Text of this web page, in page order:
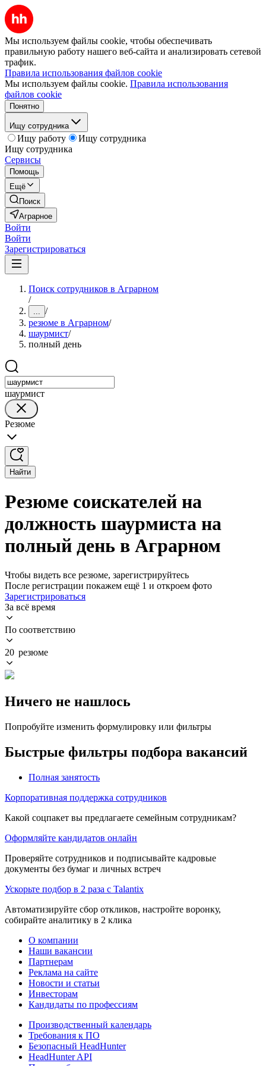
Мы используем файлы cookie, чтобы обеспечивать
правильную работу нашего веб-сайта и анализировать сетевой
трафик.
Правила использования файлов cookie
Мы используем файлы cookie. Правила использования
файлов cookie
Понятно
Ищу сотрудника
Ищу работу
Ищу сотрудника
Ищу сотрудника
Сервисы
Помощь
Ещё
Поиск
Аграрное
Войти
Войти
Зарегистрироваться
Поиск сотрудников в Аграрном
/
... /
резюме в Аграрном/
шаурмист/
полный день
шаурмист
Резюме
Найти
Резюме соискателей на
должность шаурмиста на
полный день в Аграрном
Чтобы видеть все резюме, зарегистрируйтесь
После регистрации покажем ещё 1 и откроем фото
Зарегистрироваться
За всё время
По соответствию
20 резюме
Ничего не нашлось
Попробуйте изменить формулировку или фильтры
Быстрые фильтры подбора вакансий
Полная занятость
Корпоративная поддержка сотрудников
Какой соцпакет вы предлагаете семейным сотрудникам?
Оформляйте кандидатов онлайн
Проверяйте сотрудников и подписывайте кадровые
документы без бумаг и личных встреч
Ускорьте подбор в 2 раза с Talantix
Автоматизируйте сбор откликов, настройте воронку,
собирайте аналитику в 2 клика
О компании
Наши вакансии
Партнерам
Реклама на сайте
Новости и статьи
Инвесторам
Кандидаты по профессиям
Производственный календарь
Требования к ПО
Безопасный HeadHunter
HeadHunter API